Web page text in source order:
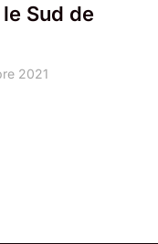
Sud de
2021